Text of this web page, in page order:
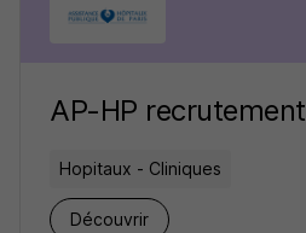
AP-HP recrutement
Hopitaux - Cliniques
Découvrir